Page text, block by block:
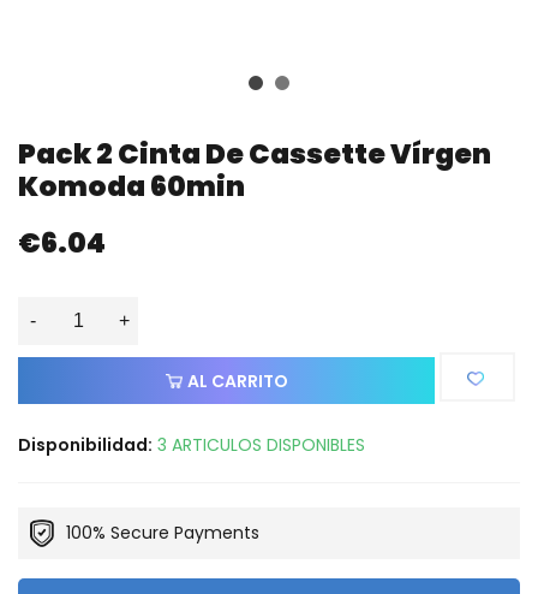
Pack 2 Cinta De Cassette Vírgen
Komoda 60min
€6.04
- +
AL CARRITO
Disponibilidad: 3 ARTICULOS DISPONIBLES
100% Secure Payments